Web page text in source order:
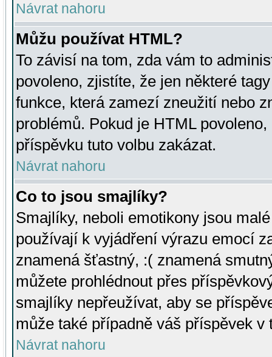
Návrat nahoru
Můžu používat HTML?
To závisí na tom, zda vám to
povoleno, zjistíte, že jen některé
funkce, která zamezí zneužití nebo
problémů. Pokud je HTML
příspěvku tuto volbu zakázat.
Návrat nahoru
Co to jsou smajlíky?
Smajlíky, neboli emotikony jsou
používají k vyjádření výrazu emocí
znamená šťastný, :( znamená
můžete prohlédnout přes
smajlíky nepřeužívat, aby se
může také případně váš příspěvek v
Návrat nahoru